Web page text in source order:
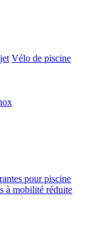
Vélo de piscine
pour piscine
à mobilité réduite